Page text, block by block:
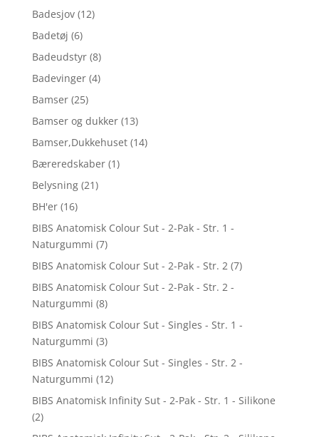
Badesjov (12)
Badetøj (6)
Badeudstyr (8)
Badevinger (4)
Bamser (25)
Bamser og dukker (13)
Bamser,Dukkehuset (14)
Bæreredskaber (1)
Belysning (21)
BH'er (16)
BIBS Anatomisk Colour Sut - 2-Pak - Str. 1 -
Naturgummi (7)
BIBS Anatomisk Colour Sut - 2-Pak - Str. 2 (7)
BIBS Anatomisk Colour Sut - 2-Pak - Str. 2 -
Naturgummi (8)
BIBS Anatomisk Colour Sut - Singles - Str. 1 -
Naturgummi (3)
BIBS Anatomisk Colour Sut - Singles - Str. 2 -
Naturgummi (12)
BIBS Anatomisk Infinity Sut - 2-Pak - Str. 1 - Silikone
(2)